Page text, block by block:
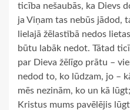
ticība nešaubās, ka Dievs
ja Viņam tas nebūs jādod,
lielajā žēlastībā nedos
būtu labāk nedot. Tātad
par Dieva žēlīgo prātu –
nedod to, ko lūdzam, jo –
mēs nezinām, ko un kā
Kristus mums pavēlējis